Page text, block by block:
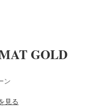
GOLD
ン
見る